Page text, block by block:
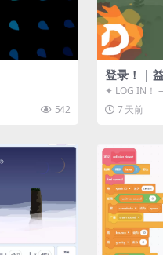
542
登录！ |
✦ LOG IN
ᑕ☲◎ ᑕ☲◎ ...
7 天前